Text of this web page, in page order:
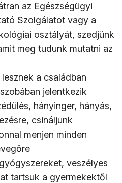
az Egészségügyi
Szolgálatot vagy a
osztályát, szedjünk
meg tudunk mutatni az
a családban
jelentkezik
hányinger, hányás,
csináljunk
menjen minden
veszélyes
tartsuk a gyermekektől